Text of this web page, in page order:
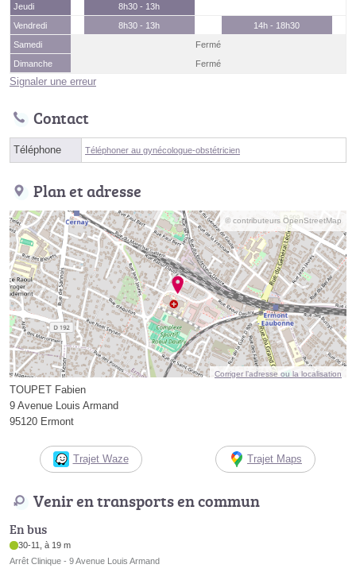
Jeudi
8h30 - 13h
Vendredi
8h30 - 13h
14h - 18h30
Samedi
Fermé
Dimanche
Fermé
Signaler une erreur
Contact
Téléphone Téléphoner au gynécologue-obstétricien
Plan et adresse
© contributeurs OpenStreetMap
Corriger l’adresse ou la localisation
TOUPET Fabien
9 Avenue Louis Armand
95120 Ermont
Trajet Waze Trajet Maps
Venir en transports en commun
En bus
30-11, à 19 m
Arrêt Clinique - 9 Avenue Louis Armand